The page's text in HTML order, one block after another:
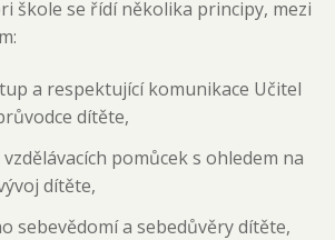
škole se řídí několika principy, mezi
a respektující komunikace Učitel
dítěte,
pomůcek s ohledem na
dítěte,
sebevědomí a sebedůvěry dítěte,